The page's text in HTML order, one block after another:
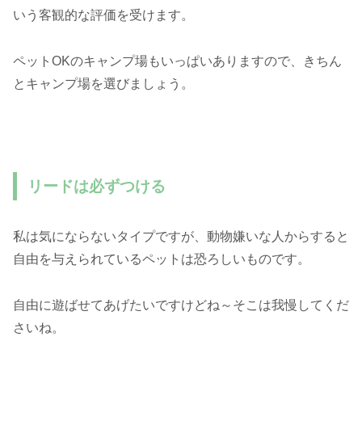
いう客観的な評価を受けます。
ペットOKのキャンプ場もいっぱいありますので、きちん
とキャンプ場を選びましょう。
リードは必ずつける
私は気にならないタイプですが、動物嫌いな人からすると
自由を与えられているペットは恐ろしいものです。
自由に遊ばせてあげたいですけどね～そこは我慢してくだ
さいね。